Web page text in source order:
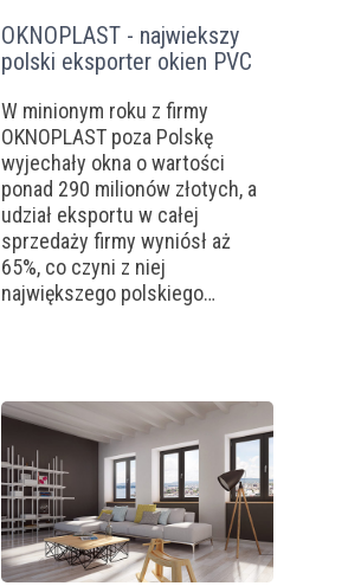
OKNOPLAST - najwiekszy
polski eksporter okien PVC
W minionym roku z firmy
OKNOPLAST poza Polskę
wyjechały okna o wartości
ponad 290 milionów złotych, a
udział eksportu w całej
sprzedaży firmy wyniósł aż
65%, co czyni z niej
największego polskiego…